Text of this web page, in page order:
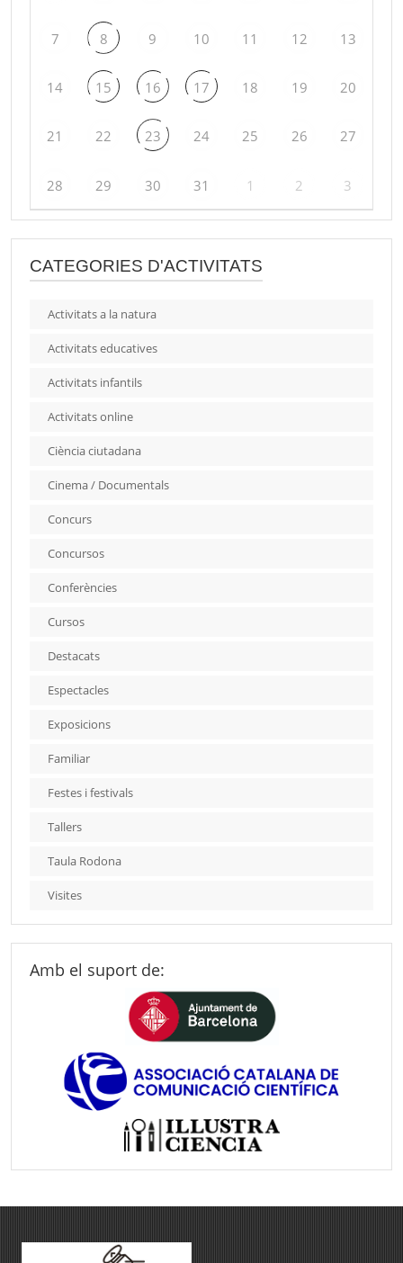
7 8 9 10 11 12 13
14 15 16 17 18 19 20
21 22 23 24 25 26 27
28 29 30 31 1 2 3
CATEGORIES D'ACTIVITATS
Activitats a la natura
Activitats educatives
Activitats infantils
Activitats online
Ciència ciutadana
Cinema / Documentals
Concurs
Concursos
Conferències
Cursos
Destacats
Espectacles
Exposicions
Familiar
Festes i festivals
Tallers
Taula Rodona
Visites
Amb el suport de: